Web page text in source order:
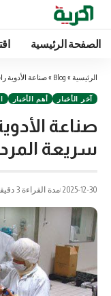
الصفحة الرئيسية
الرئيسية »
Blog
»صناعة الأدوية
آخر الأخبار أهم الأخبار
صناعة
سريعة
2025-12-30 مدة القراءة 3 دقيقة/دقائق